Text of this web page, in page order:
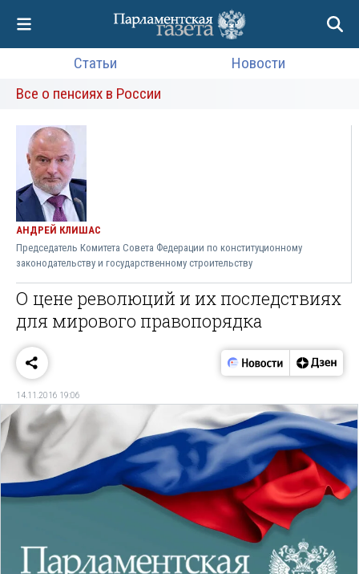
Статьи
Новости
Все о пенсиях в России
АНДРЕЙ КЛИШАС
Председатель Комитета Совета Федерации по конституционному
законодательству и государственному строительству
О цене революций и их последствиях
для мирового правопорядка
14.11.2016 19:06